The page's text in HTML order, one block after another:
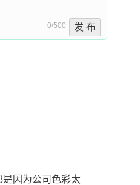
0/500 发 布
因为公司色彩太